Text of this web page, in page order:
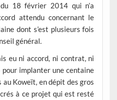
18 février 2014 qui n’a
attendu concernant le
dont s’est plusieurs fois
général.
eu ni accord, ni contrat, ni
pour implanter une centaine
Koweït, en dépit des gros
à ce projet qui est resté